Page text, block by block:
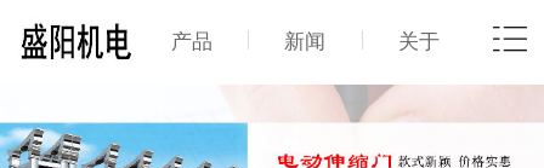
产品 新闻 关于